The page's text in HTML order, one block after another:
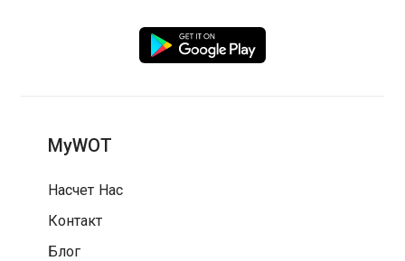
MyWOT
Насчет Нас
Контакт
Блог